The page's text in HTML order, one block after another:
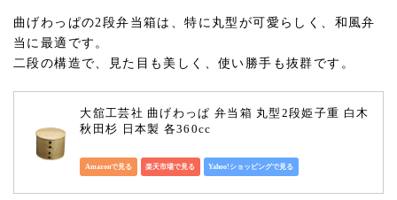
曲げわっぱの2段弁当箱は、特に丸型が可愛らしく、和風弁
当に最適です。
二段の構造で、見た目も美しく、使い勝手も抜群です。
大舘工芸社 曲げわっぱ 弁当箱 丸型2段姫子重 白木
秋田杉 日本製 各360cc
Amazonで見る 楽天市場で見る Yahoo!ショッピングで見る